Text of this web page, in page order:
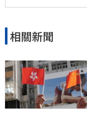
相關新聞